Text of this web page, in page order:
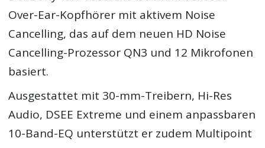
Over-Ear-Kopfhörer mit aktivem Noise
Cancelling, das auf dem neuen HD Noise
Cancelling-Prozessor QN3 und 12 Mikrofonen
basiert.
Ausgestattet mit 30-mm-Treibern, Hi-Res
Audio, DSEE Extreme und einem anpassbaren
10-Band-EQ unterstützt er zudem Multipoint